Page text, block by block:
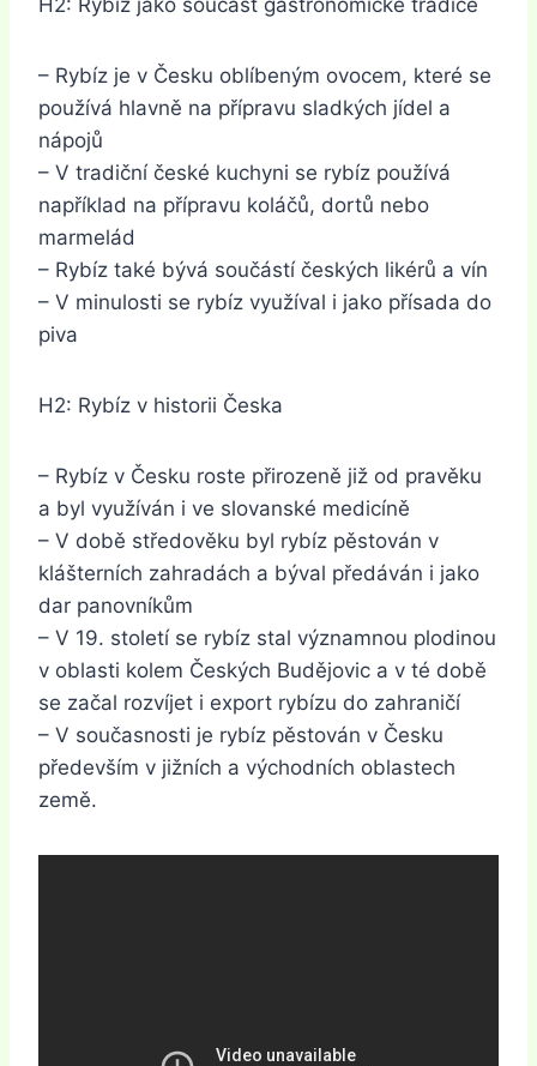
H2: Rybíz jako součást gastronomické tradice
– Rybíz je v Česku oblíbeným ovocem, které se
používá hlavně na přípravu sladkých jídel a
nápojů
– V tradiční české kuchyni se rybíz používá
například na přípravu koláčů, dortů nebo
marmelád
– Rybíz také bývá součástí českých likérů a vín
– V minulosti se rybíz využíval i jako přísada do
piva
H2: Rybíz v historii Česka
– Rybíz v Česku roste přirozeně již od pravěku
a byl využíván i ve slovanské medicíně
– V době středověku byl rybíz pěstován v
klášterních zahradách a býval předáván i jako
dar panovníkům
– V 19. století se rybíz stal významnou plodinou
v oblasti kolem Českých Budějovic a v té době
se začal rozvíjet i export rybízu do zahraničí
– V současnosti je rybíz pěstován v Česku
především v jižních a východních oblastech
země.